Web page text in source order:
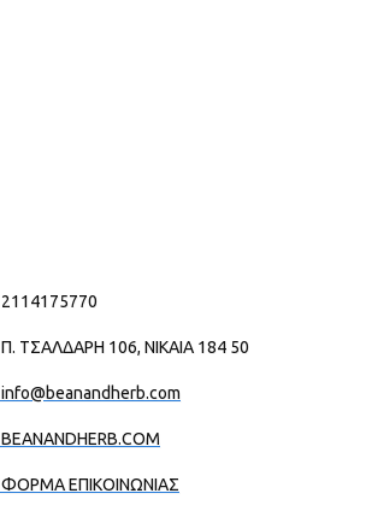
2114175770
Π. ΤΣΑΛΔΆΡΗ 106, ΝΊΚΑΙΑ 184 50
info@beanandherb.com
BEANANDHERB.COM
ΦΟΡΜΑ ΕΠΙΚΟΙΝΩΝΙΑΣ